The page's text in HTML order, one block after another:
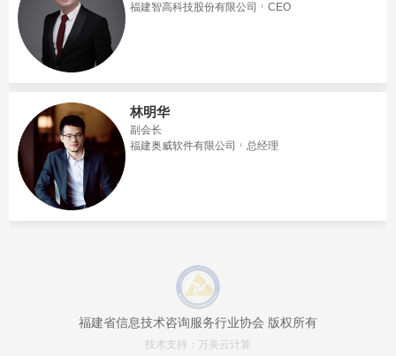
福建智高科技股份有限公司
CEO
林明华
副会长
福建奥威软件有限公司
总经理
福建省信息技术咨询服务行业协会 版权所有
技术支持： 万美云计算